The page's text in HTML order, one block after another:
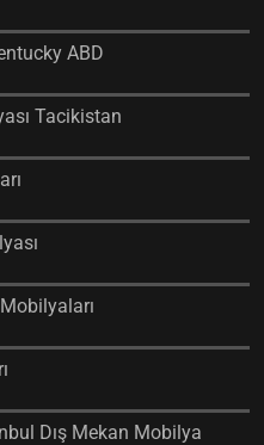
ABD
Tacikistan
Dış Mekan Mobilya